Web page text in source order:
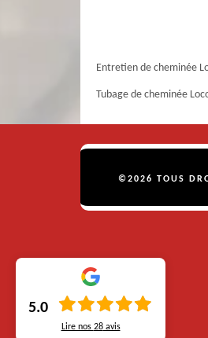
Entretien de cheminée
Tubage de cheminée
©2026 TOUS
5.0
Lire nos 28avis